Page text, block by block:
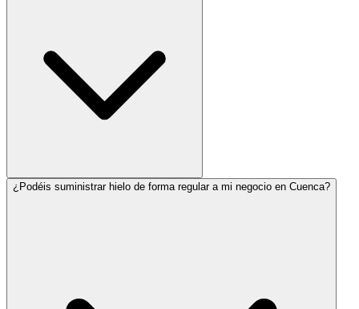
¿Podéis suministrar hielo de forma regular a mi negocio en Cuenca?